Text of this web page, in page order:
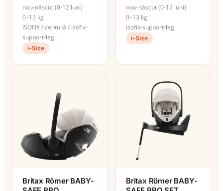
nou-născut (0-12 luni)
0–13 kg
ISOFIX / centură / isofix-
support-leg
i-Size
nou-născut (0-12 luni)
0–13 kg
isofix-support-leg
i-Size
Britax Römer BABY-
Britax Römer BABY-